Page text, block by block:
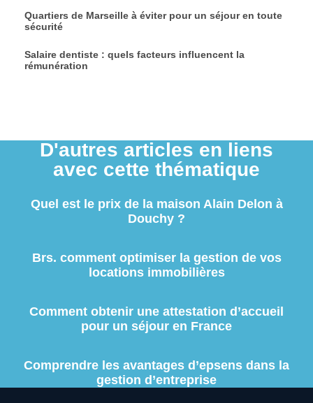
Quartiers de Marseille à éviter pour un séjour en toute
sécurité
Salaire dentiste : quels facteurs influencent la
rémunération
D'autres articles en liens
avec cette thématique
Quel est le prix de la maison Alain Delon à
Douchy ?
Brs. comment optimiser la gestion de vos
locations immobilières
Comment obtenir une attestation d’accueil
pour un séjour en France
Comprendre les avantages d’epsens dans la
gestion d’entreprise